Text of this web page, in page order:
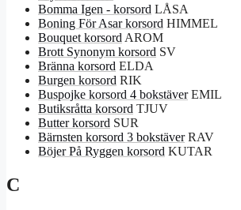
Bomma Igen - korsord LÅSA
Boning För Asar korsord HIMMEL
Bouquet korsord AROM
Brott Synonym korsord SV
Bränna korsord ELDA
Burgen korsord RIK
Buspojke korsord 4 bokstäver EMIL
Butiksråtta korsord TJUV
Butter korsord SUR
Bärnsten korsord 3 bokstäver RAV
Böjer På Ryggen korsord KUTAR
C